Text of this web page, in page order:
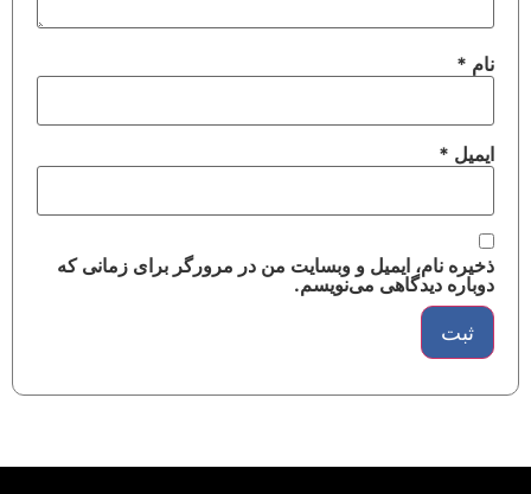
نام *
ایمیل *
ذخیره نام، ایمیل و وبسایت من در مرورگر برای زمانی که
دوباره دیدگاهی می‌نویسم.